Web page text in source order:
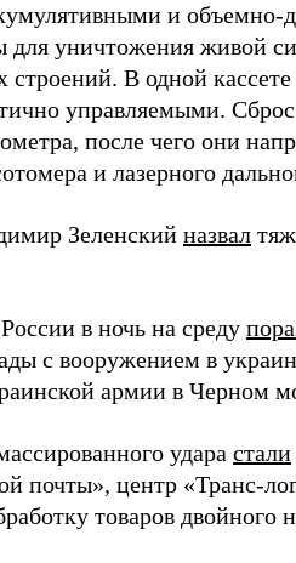
и
для уничтожения живой
В одной
управляемыми.
после чего они
и лазерного
Зеленский назвал
в ночь на среду
с вооружением в
армии в Черном
удара стали
центр «Транс-
товаров двойного